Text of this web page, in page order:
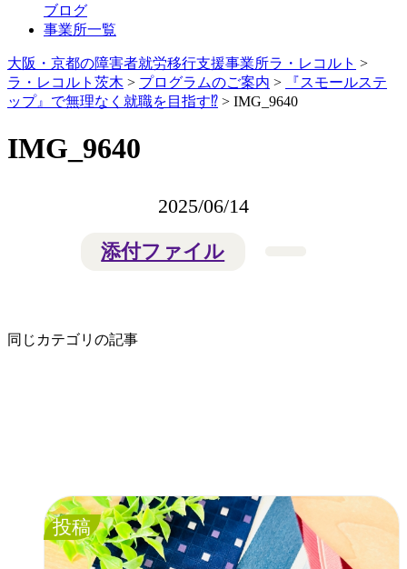
ブログ
事業所一覧
大阪・京都の障害者就労移行支援事業所ラ・レコルト >
ラ・レコルト茨木 > プログラムのご案内 >
『スモールステ
ップ』で無理なく就職を目指す⁉️ > IMG_9640
IMG_9640
2025/06/14
添付ファイル
同じカテゴリの記事
投稿